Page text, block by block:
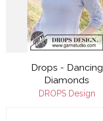
Drops - Dancing
Diamonds
DROPS Design